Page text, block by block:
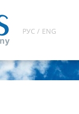
РУС / ENG